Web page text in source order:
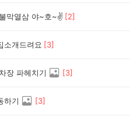
막열삼 야~호~✌️ [2]
소개드려요 [3]
장 파헤치기 [3]
하기 [3]